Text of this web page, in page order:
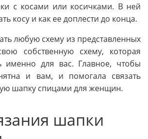
с косами или косичками. В ней
косу и как ее доплести до конца.
любую схему из представленных
собственную схему, которая
именно для вас. Главное, чтобы
и вам, и помогала связать
шапку спицами для женщин.
шапки